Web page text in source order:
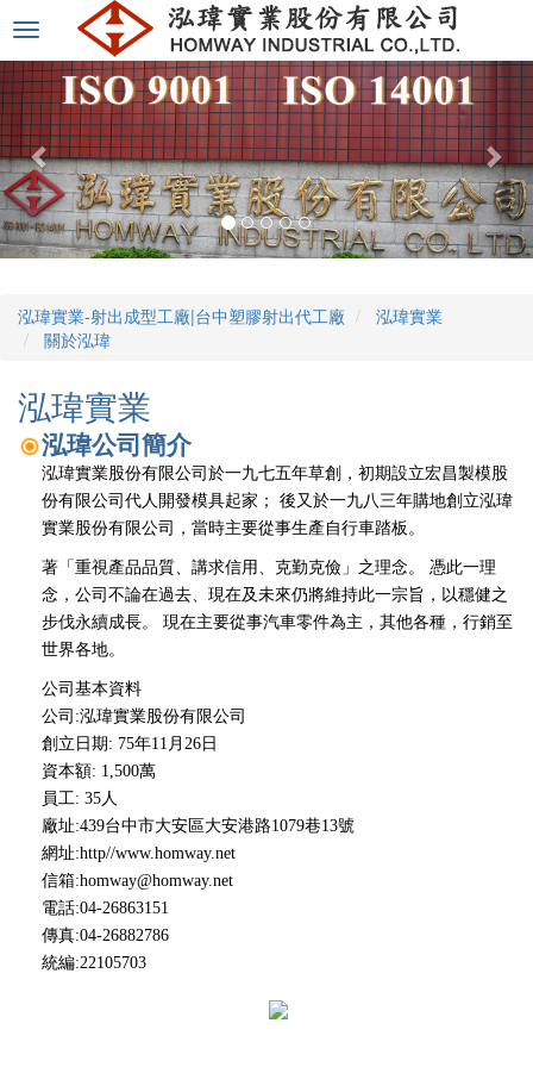
選
單
切
換
泓瑋實業-射出成型工廠|台中塑膠射出代工廠
泓瑋實業
關於泓瑋
泓瑋實業
泓瑋公司簡介
泓瑋實業股份有限公司於一九七五年草創，初期設立宏昌製模股
份有限公司代人開發模具起家； 後又於一九八三年購地創立泓瑋
實業股份有限公司，當時主要從事生產自行車踏板。
著「重視產品品質、講求信用、克勤克儉」之理念。 憑此一理
念，公司不論在過去、現在及未來仍將維持此一宗旨，以穩健之
步伐永續成長。 現在主要從事汽車零件為主，其他各種，行銷至
世界各地。
公司基本資料
公司:泓瑋實業股份有限公司
創立日期: 75年11月26日
資本額: 1,500萬
員工: 35人
廠址:439台中市大安區大安港路1079巷13號
網址:http//www.homway.net
信箱:homway@homway.net
電話:04-26863151
傳真:04-26882786
統編:22105703